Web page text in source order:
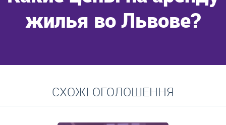
жилья во Львове?
Средние цены на долгосрочную аренду квартир, домов,
комнат
СХОЖІ ОГОЛОШЕННЯ